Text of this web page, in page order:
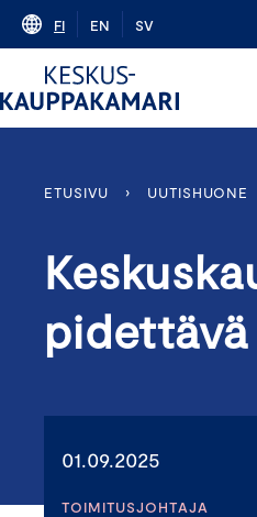
Skip
content
FI EN SV
ETUSIVU › UUTISHUONE
01.09.2025
TOIMITUSJOHTAJA